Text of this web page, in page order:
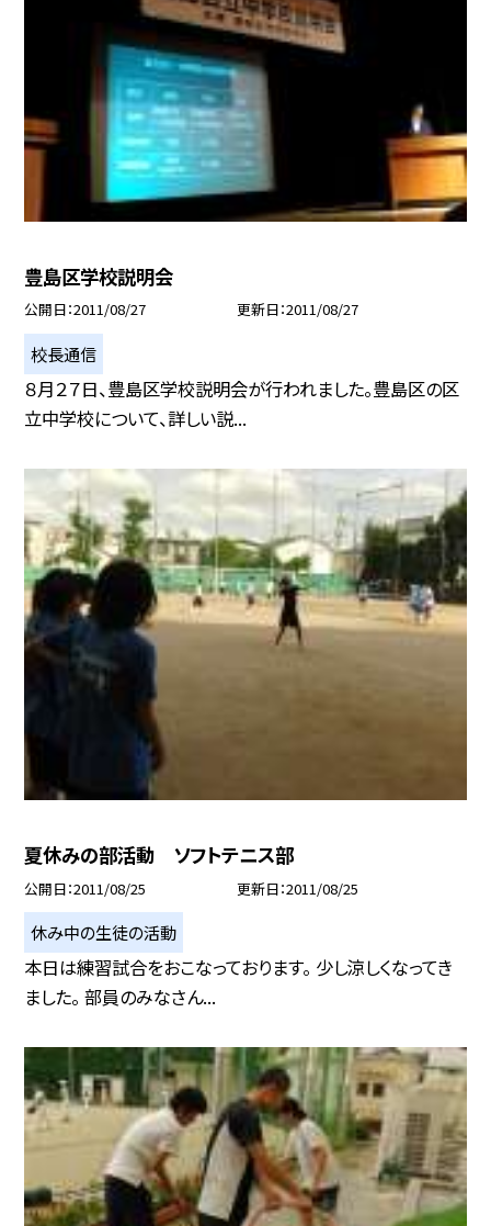
豊島区学校説明会
公開日 2011/08/27 更新日 2011/08/27
校長通信
８月２７日、豊島区学校説明会が行われました。豊島区の区
立中学校について、詳しい説...
夏休みの部活動 ソフトテニス部
公開日 2011/08/25 更新日 2011/08/25
休み中の生徒の活動
本日は練習試合をおこなっております。 少し涼しくなってき
ました。 部員のみなさん...